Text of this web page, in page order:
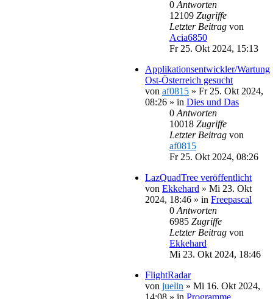
0 Antworten
12109 Zugriffe
Letzter Beitrag von
Acia6850
Fr 25. Okt 2024, 15:13
Applikationsentwickler/Wartung
Ost-Österreich gesucht
von af0815 » Fr 25. Okt 2024,
08:26 » in Dies und Das
0 Antworten
10018 Zugriffe
Letzter Beitrag von
af0815
Fr 25. Okt 2024, 08:26
LazQuadTree veröffentlicht
von Ekkehard » Mi 23. Okt
2024, 18:46 » in Freepascal
0 Antworten
6985 Zugriffe
Letzter Beitrag von
Ekkehard
Mi 23. Okt 2024, 18:46
FlightRadar
von juelin » Mi 16. Okt 2024,
14:08 » in Programme